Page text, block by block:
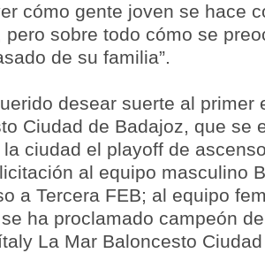
cómo gente joven se hace
pero sobre todo cómo se
de su familia”.
desear suerte al primer
Ciudad de Badajoz, que se
ciudad el playoff de
al equipo masculino
a Tercera FEB; al equipo
ha proclamado campeón
La Mar Baloncesto